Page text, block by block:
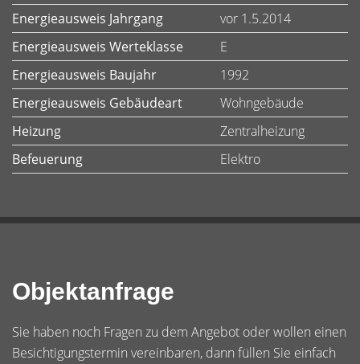
Energieausweis Jahrgang
vor 1.5.2014
Energieausweis Werteklasse
E
Energieausweis Baujahr
1992
Energieausweis Gebäudeart
Wohngebäude
Heizung
Zentralheizung
Befeuerung
Elektro
Objektanfrage
Sie haben noch Fragen zu dem Angebot oder wollen einen
Besichtigungstermin vereinbaren, dann füllen Sie einfach